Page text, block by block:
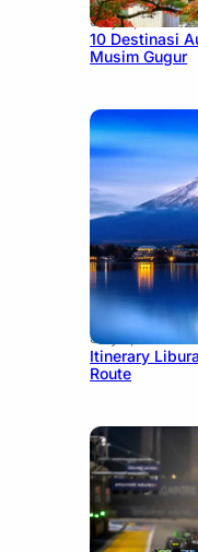
July 9, 2026
10 Destinasi
Musim Gugur
July 7, 2026
Itinerary
Route